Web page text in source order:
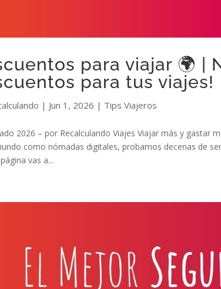
para viajar 🌍 |
para tus viajes!
| Jun 1, 2026 | Tips Viajeros
2026 – por Recalculando Viajes Viajar más y gastar
como nómadas digitales, probamos decenas de
vas a...